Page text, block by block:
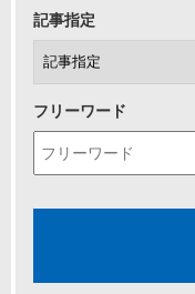
記事指定
フリーワード